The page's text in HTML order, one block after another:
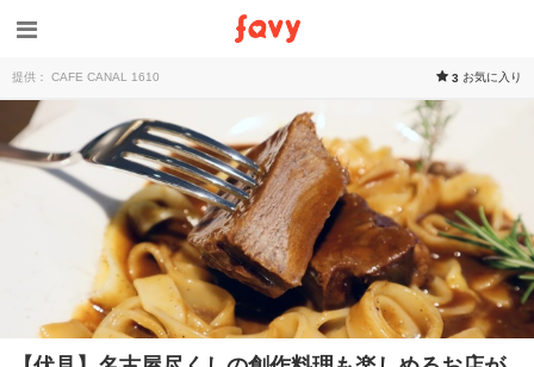
提供： CAFE CANAL 1610 3 お気に入り